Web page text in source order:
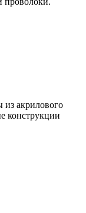
из акрилового
конструкции